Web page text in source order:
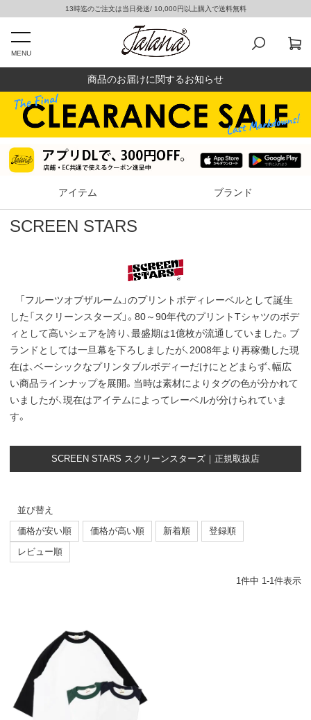
13時迄のご注文は当日発送/ 10,000円以上購入で送料無料
MENU
商品のお届けに関するお知らせ
アイテム ブランド
SCREEN STARS
「フルーツオブザルーム」のプリントボディレーベルとして誕生
した「スクリーンスターズ」。80～90年代のプリントTシャツのボデ
ィとして高いシェアを誇り、最盛期は1億枚が流通していました。ブ
ランドとしては一旦幕を下ろしましたが、2008年より再稼働した現
在は、ベーシックなプリンタブルボディーだけにとどまらず、幅広
い商品ラインナップを展開。当時は素材によりタグの色が分かれて
いましたが、現在はアイテムによってレーベルが分けられていま
す。
SCREEN STARS スクリーンスターズ｜正規取扱店
並び替え
価格が安い順
価格が高い順 新着順
登録順
レビュー順
1件中 1-1件表示